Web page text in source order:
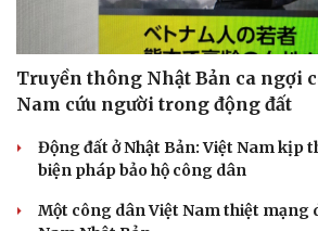
Sức khỏe
Dinh dưỡng - món ngon
Sản phụ khoa
Nhi khoa
Làm đẹp - giảm cân
Đời
Nhà đẹp
Tình
Truyền thông Nhật Bản ca ngợi
Nam cứu người trong động đất
Động đất ở Nhật Bản: Việt Nam kịp
biện pháp bảo hộ công dân
Một công dân Việt Nam thiệt mạng